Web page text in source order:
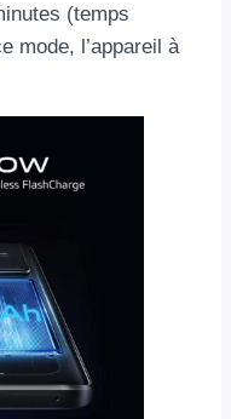
(temps
mode, l’appareil à